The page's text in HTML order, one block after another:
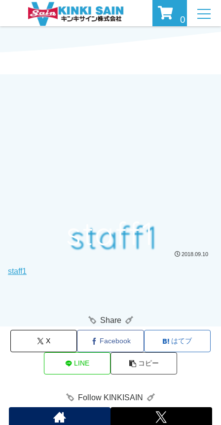
staff1
2018.09.10
staff1
Share
X Facebook はてブ
LINE コピー
Follow KINKISAIN
0